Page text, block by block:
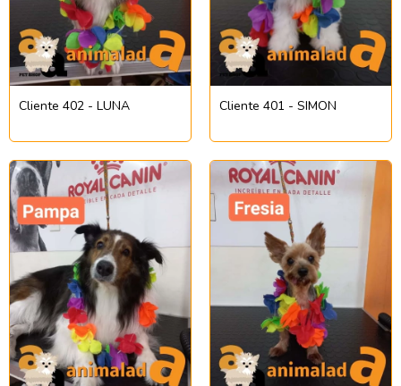
Cliente 402 - LUNA Cliente 401 - SIMON